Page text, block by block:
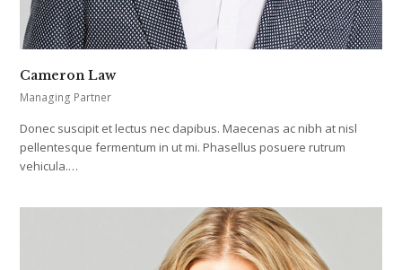
Cameron Law
Managing Partner
Donec suscipit et lectus nec dapibus. Maecenas ac nibh at nisl
pellentesque fermentum in ut mi. Phasellus posuere rutrum
vehicula.…